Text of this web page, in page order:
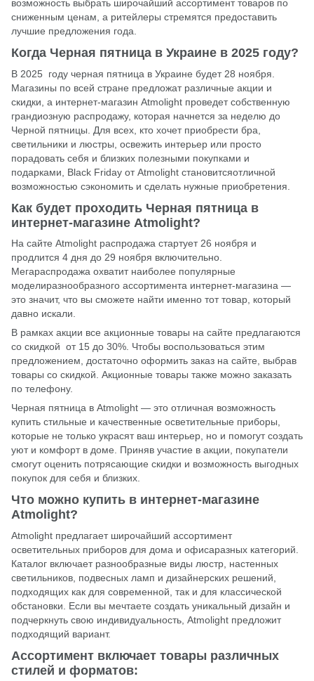
возможность выбрать широчайший ассортимент товаров по
сниженным ценам, а ритейлеры стремятся предоставить
лучшие предложения года.
Когда Черная пятница в Украине в 2025 году?
В 2025 году черная пятница в Украине будет 28 ноября.
Магазины по всей стране предложат различные акции и
скидки, а интернет-магазин Atmolight проведет собственную
грандиозную распродажу, которая начнется за неделю до
Черной пятницы. Для всех, кто хочет приобрести бра,
светильники и люстры, освежить интерьер или просто
порадовать себя и близких полезными покупками и
подарками, Black Friday от Atmolight становитсяотличной
возможностью сэкономить и сделать нужные приобретения.
Как будет проходить Черная пятница в
интернет-магазине Atmolight?
На сайте Atmolight распродажа стартует 26 ноября и
продлится 4 дня до 29 ноября включительно.
Мегараспродажа охватит наиболее популярные
моделиразнообразного ассортимента интернет-магазина —
это значит, что вы сможете найти именно тот товар, который
давно искали.
В рамках акции все акционные товары на сайте предлагаются
со скидкой от 15 до 30%. Чтобы воспользоваться этим
предложением, достаточно оформить заказ на сайте, выбрав
товары со скидкой. Акционные товары также можно заказать
по телефону.
Черная пятница в Atmolight — это отличная возможность
купить стильные и качественные осветительные приборы,
которые не только украсят ваш интерьер, но и помогут создать
уют и комфорт в доме. Приняв участие в акции, покупатели
смогут оценить потрясающие скидки и возможность выгодных
покупок для себя и близких.
Что можно купить в интернет-магазине
Atmolight?
Atmolight предлагает широчайший ассортимент
осветительных приборов для дома и офисаразных категорий.
Каталог включает разнообразные виды люстр, настенных
светильников, подвесных ламп и дизайнерских решений,
подходящих как для современной, так и для классической
обстановки. Если вы мечтаете создать уникальный дизайн и
подчеркнуть свою индивидуальность, Atmolight предложит
подходящий вариант.
Ассортимент включает товары различных
стилей и форматов: